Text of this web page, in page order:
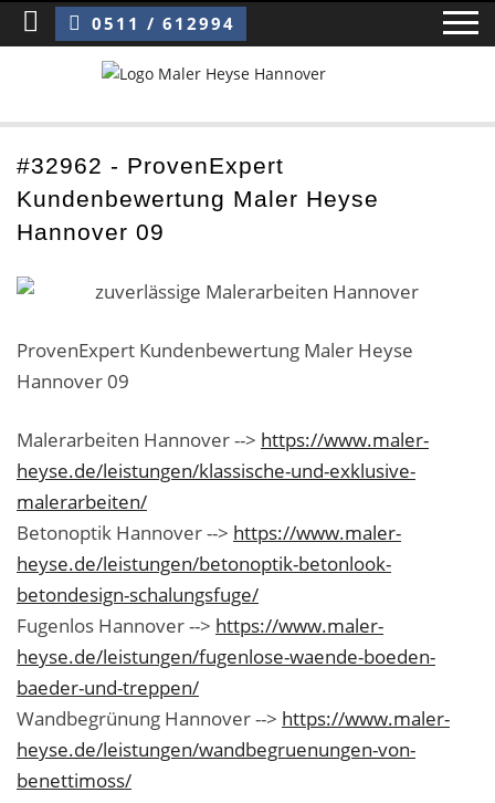
Sie sind hier:ProvenExpert Kundenbewertung Maler Heyse Hannover 09
0511 / 612994
Home
Blog
Mitarbeiter / Das Team
Storytelling
Malerarbeiten in der Region
Stellenangebote: Maler-Facharbeiter gesucht
Stellenangebot: Backoffice Manager/in
Leistungen ›
Altbausanierung
Betonoptik
#32962 - ProvenExpert
Kundenbewertung Maler Heyse
Hannover 09
ProvenExpert Kundenbewertung Maler Heyse
Hannover 09
Malerarbeiten Hannover --> https://www.maler-
heyse.de/leistungen/klassische-und-exklusive-
malerarbeiten/
Betonoptik Hannover --> https://www.maler-
heyse.de/leistungen/betonoptik-betonlook-
betondesign-schalungsfuge/
Fugenlos Hannover --> https://www.maler-
heyse.de/leistungen/fugenlose-waende-boeden-
baeder-und-treppen/
Wandbegrünung Hannover --> https://www.maler-
heyse.de/leistungen/wandbegruenungen-von-
benettimoss/